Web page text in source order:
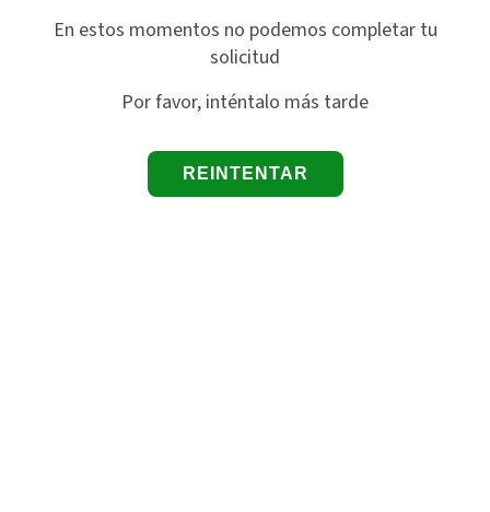
En estos momentos no podemos completar tu
solicitud
Por favor, inténtalo más tarde
REINTENTAR